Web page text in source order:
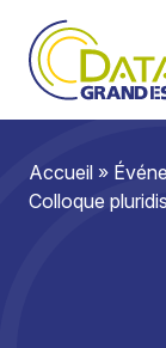
Accueil »
Colloque